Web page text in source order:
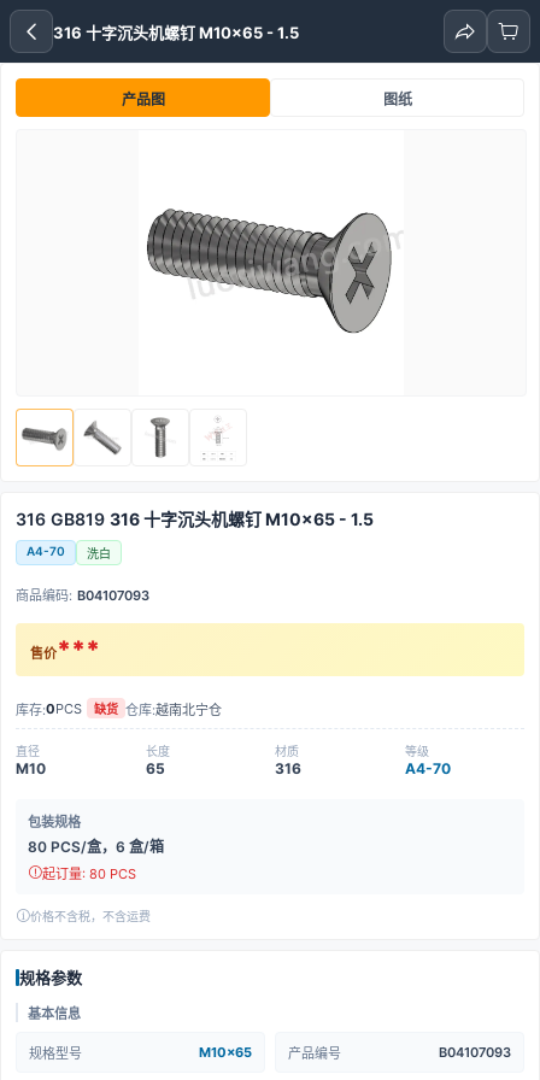
316 十字沉头机螺钉 M10x65 - 1.5
产品图 图纸
316 GB819 316 十字沉头机螺钉 M10x65 - 1.5
A4-70 洗白
商品编码: B04107093
售价***
库存:0PCS 缺货 仓库:越南北宁仓
直径
M10
长度
65
材质
316
等级
A4-70
包装规格
80 PCS/盒，6 盒/箱
起订量: 80 PCS
价格不含税，不含运费
规格参数
基本信息
规格型号 M10x65 产品编号 B04107093